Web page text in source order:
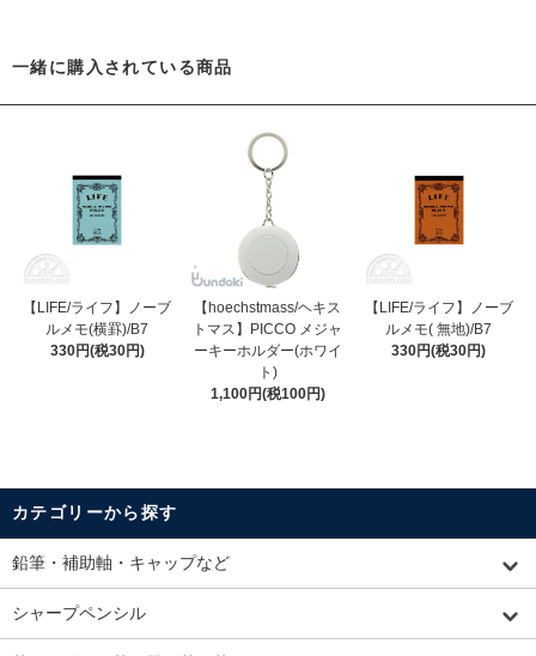
一緒に購入されている商品
【LIFE/ライフ】ノーブ
ルメモ(横罫)/B7
330円(税30円)
【hoechstmass/ヘキス
トマス】PICCO メジャ
ーキーホルダー(ホワイ
ト)
1,100円(税100円)
【LIFE/ライフ】ノーブ
ルメモ( 無地)/B7
330円(税30円)
カテゴリーから探す
鉛筆・補助軸・キャップなど
シャープペンシル